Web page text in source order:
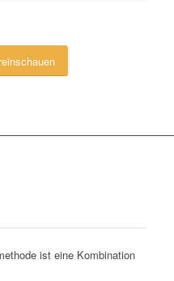
ist eine Kombination